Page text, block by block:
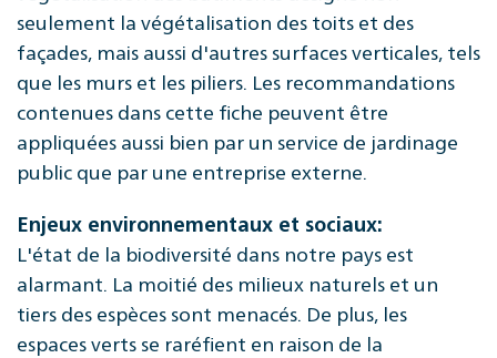
seulement la végétalisation des toits et des
façades, mais aussi d'autres surfaces verticales, tels
que les murs et les piliers. Les recommandations
contenues dans cette fiche peuvent être
appliquées aussi bien par un service de jardinage
public que par une entreprise externe.
Enjeux environnementaux et sociaux:
L'état de la biodiversité dans notre pays est
alarmant. La moitié des milieux naturels et un
tiers des espèces sont menacés. De plus, les
espaces verts se raréfient en raison de la